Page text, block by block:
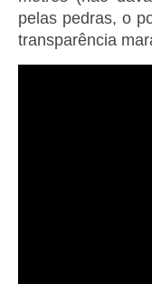
pelas pedras, o
transparência